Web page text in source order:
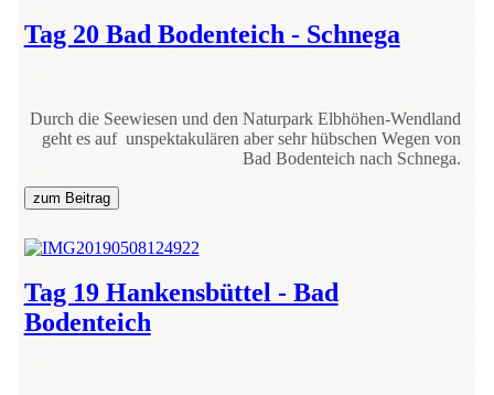
Tag 20 Bad Bodenteich - Schnega
Durch die Seewiesen und den Naturpark Elbhöhen-Wendland
geht es auf unspektakulären aber sehr hübschen Wegen von
Bad Bodenteich nach Schnega.
zum Beitrag
Tag 19 Hankensbüttel - Bad
Bodenteich